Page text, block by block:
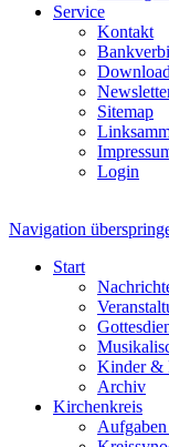
Service
Kontakt
Sitemap
Login
Navigation
Start
Kinder &
Archiv
Kirchenkreis